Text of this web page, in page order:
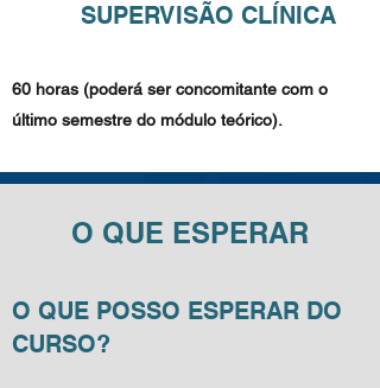
SUPERVISÃO CLÍNICA
60 horas (poderá ser concomitante com o
último semestre do módulo teórico).
O QUE ESPERAR
O QUE POSSO ESPERAR DO
CURSO?